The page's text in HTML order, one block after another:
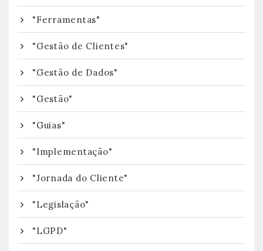
"Ferramentas"
"Gestão de Clientes"
"Gestão de Dados"
"Gestão"
"Guias"
"Implementação"
"Jornada do Cliente"
"Legislação"
"LGPD"